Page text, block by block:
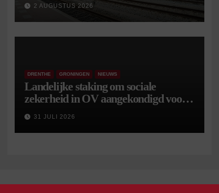
2 AUGUSTUS 2026
DRENTHE GRONINGEN NIEUWS
Landelijke staking om sociale
zekerheid in OV aangekondigd voor 9
september
31 JULI 2026